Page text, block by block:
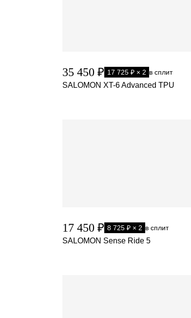
35 450 ₽ 17 725 ₽ × 2 в сплит
SALOMON XT-6 Advanced TPU
17 450 ₽ 8 725 ₽ × 2 в сплит
SALOMON Sense Ride 5